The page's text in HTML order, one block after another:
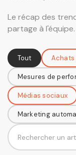
Tout Achats
Mesures de
Médias sociaux
Marketing
Rechercher